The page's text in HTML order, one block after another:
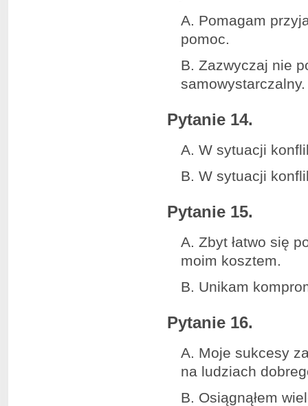
A. Pomagam
pomoc.
B. Zazwyczaj nie
samowystarczalny.
Pytanie 14.
A. W sytuacji
B. W sytuacji
Pytanie 15.
A. Zbyt łatwo się
moim kosztem.
B. Unikam
Pytanie 16.
A. Moje sukcesy
na ludziach
B. Osiągnąłem